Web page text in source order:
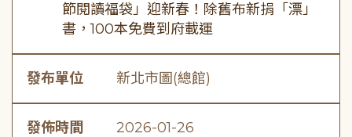
節閱讀福袋」迎新春！除舊布新捐「漂」
書，100本免費到府載運
發布單位 新北市圖(總館)
發佈時間 2026-01-26